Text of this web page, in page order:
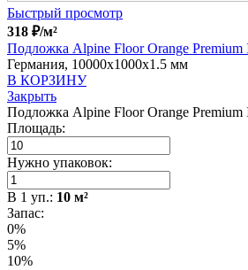
Быстрый просмотр
318 ₽/м²
Подложка Alpine Floor Orange Premium
Германия, 10000x1000x1.5 мм
В КОРЗИНУ
Закрыть
Подложка Alpine Floor Orange Premium
Площадь:
Нужно упаковок:
В 1 уп.: 10 м²
Запас:
0%
5%
10%